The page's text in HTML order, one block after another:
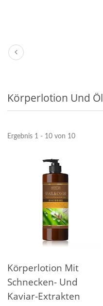
Körperlotion Und Öl
Ergebnis 1 - 10 von 10
Körperlotion Mit
Schnecken- Und
Kaviar-Extrakten